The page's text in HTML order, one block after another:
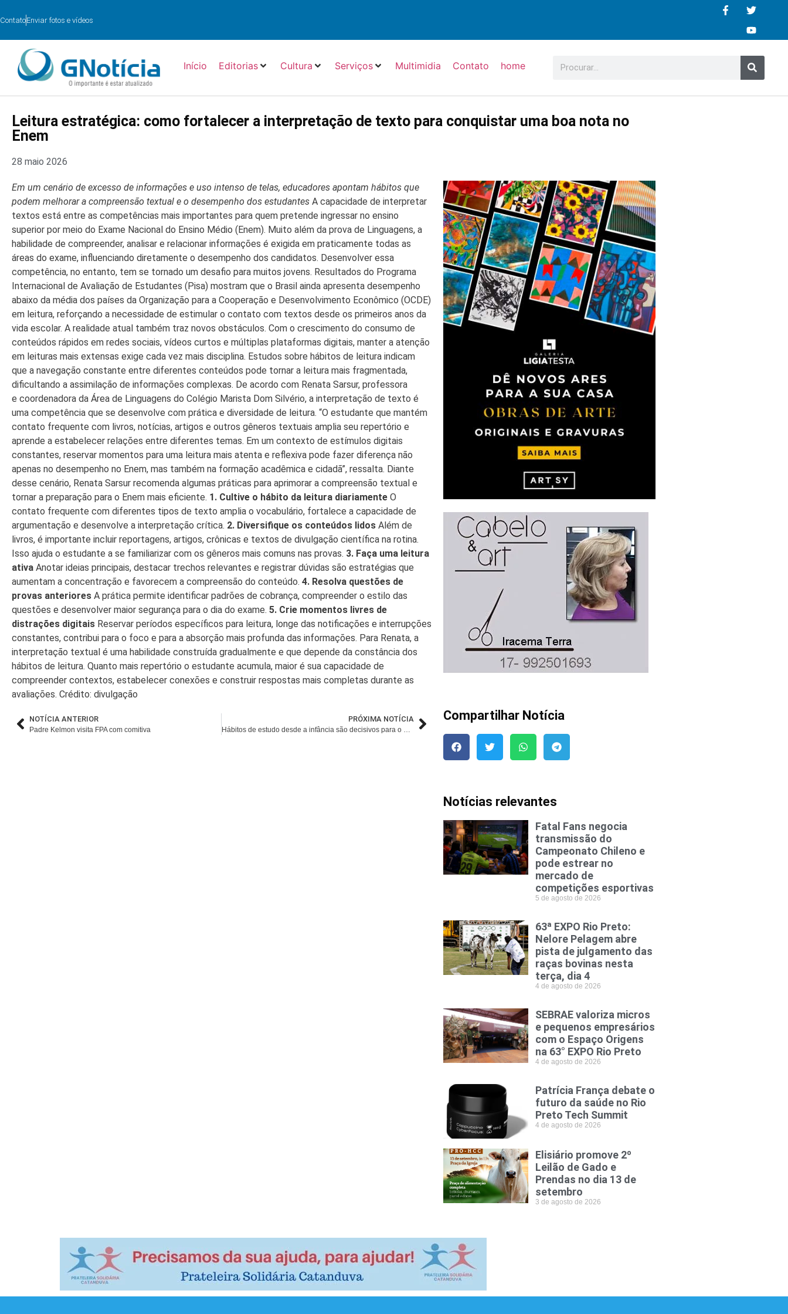
ContatoEnviar fotos e vídeos
Início Editorias Cultura Serviços Multimidia Contato home
Leitura estratégica: como fortalecer a interpretação de texto para conquistar uma boa nota no
Enem
28 maio 2026
Em um cenário de excesso de informações e uso intenso de telas, educadores apontam hábitos que
podem melhorar a compreensão textual e o desempenho dos estudantes A capacidade de interpretar
textos está entre as competências mais importantes para quem pretende ingressar no ensino
superior por meio do Exame Nacional do Ensino Médio (Enem). Muito além da prova de Linguagens, a
habilidade de compreender, analisar e relacionar informações é exigida em praticamente todas as
áreas do exame, influenciando diretamente o desempenho dos candidatos. Desenvolver essa
competência, no entanto, tem se tornado um desafio para muitos jovens. Resultados do Programa
Internacional de Avaliação de Estudantes (Pisa) mostram que o Brasil ainda apresenta desempenho
abaixo da média dos países da Organização para a Cooperação e Desenvolvimento Econômico (OCDE)
em leitura, reforçando a necessidade de estimular o contato com textos desde os primeiros anos da
vida escolar. A realidade atual também traz novos obstáculos. Com o crescimento do consumo de
conteúdos rápidos em redes sociais, vídeos curtos e múltiplas plataformas digitais, manter a atenção
em leituras mais extensas exige cada vez mais disciplina. Estudos sobre hábitos de leitura indicam
que a navegação constante entre diferentes conteúdos pode tornar a leitura mais fragmentada,
dificultando a assimilação de informações complexas. De acordo com Renata Sarsur, professora
e coordenadora da Área de Linguagens do Colégio Marista Dom Silvério, a interpretação de texto é
uma competência que se desenvolve com prática e diversidade de leitura. “O estudante que mantém
contato frequente com livros, notícias, artigos e outros gêneros textuais amplia seu repertório e
aprende a estabelecer relações entre diferentes temas. Em um contexto de estímulos digitais
constantes, reservar momentos para uma leitura mais atenta e reflexiva pode fazer diferença não
apenas no desempenho no Enem, mas também na formação acadêmica e cidadã”, ressalta. Diante
desse cenário, Renata Sarsur recomenda algumas práticas para aprimorar a compreensão textual e
tornar a preparação para o Enem mais eficiente. 1. Cultive o hábito da leitura diariamente O
contato frequente com diferentes tipos de texto amplia o vocabulário, fortalece a capacidade de
argumentação e desenvolve a interpretação crítica. 2. Diversifique os conteúdos lidos Além de
livros, é importante incluir reportagens, artigos, crônicas e textos de divulgação científica na rotina.
Isso ajuda o estudante a se familiarizar com os gêneros mais comuns nas provas. 3. Faça uma leitura
ativa Anotar ideias principais, destacar trechos relevantes e registrar dúvidas são estratégias que
aumentam a concentração e favorecem a compreensão do conteúdo. 4. Resolva questões de
provas anteriores A prática permite identificar padrões de cobrança, compreender o estilo das
questões e desenvolver maior segurança para o dia do exame. 5. Crie momentos livres de
distrações digitais Reservar períodos específicos para leitura, longe das notificações e interrupções
constantes, contribui para o foco e para a absorção mais profunda das informações. Para Renata, a
interpretação textual é uma habilidade construída gradualmente e que depende da constância dos
hábitos de leitura. Quanto mais repertório o estudante acumula, maior é sua capacidade de
compreender contextos, estabelecer conexões e construir respostas mais completas durante as
avaliações. Crédito: divulgação
NOTÍCIA ANTERIOR
Padre Kelmon visita FPA com comitiva
PRÓXIMA NOTÍCIA Compartilhar Notícia
Notícias relevantes
Fatal Fans negocia
transmissão do
Campeonato Chileno e
pode estrear no
mercado de
competições esportivas
5 de agosto de 2026
63ª EXPO Rio Preto:
Nelore Pelagem abre
pista de julgamento das
raças bovinas nesta
terça, dia 4
4 de agosto de 2026
SEBRAE valoriza micros
e pequenos empresários
com o Espaço Origens
na 63° EXPO Rio Preto
4 de agosto de 2026
Patrícia França debate o
futuro da saúde no Rio
Preto Tech Summit
4 de agosto de 2026
Elisiário promove 2º
Leilão de Gado e
Prendas no dia 13 de
setembro
3 de agosto de 2026